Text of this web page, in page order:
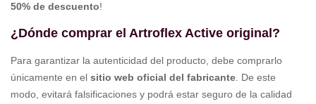
50% de descuento!
¿Dónde comprar el Artroflex Active original?
Para garantizar la autenticidad del producto, debe comprarlo
únicamente en el sitio web oficial del fabricante . De este
modo, evitará falsificaciones y podrá estar seguro de la calidad